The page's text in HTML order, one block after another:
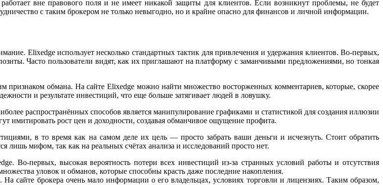
вне правового поля и не имеет никакой защиты для клиентов. Если возникнут проблемы, не будет
с таким брокером не только невыгодно, но и крайне опасно для финансов и личной информации.
Elixedge использует несколько стандартных тактик для привлечения и удержания клиентов. Во-первых,
Часто пользователи видят, как их приглашают на платформу с заманчивыми предложениями, но тонкая
обмана. На сайте Elixedge можно найти множество восторженных комментариев, которые, скорее
и результате инвестиций, что еще больше затягивает людей в ловушку.
распространённых способов является манипулирование графиками и статистикой для создания иллюзии
имитировать рост цен и доходности, создавая обманчивое ощущение профита.
в то время как на самом деле их цель — просто забрать ваши деньги и исчезнуть. Стоит обратить
лишь мифом, так как на реальных счётах анализа и исследований просто нет.
Во-первых, высокая вероятность потери всех инвестиций из-за странных условий работы и отсутствия
уловок и обманов, которые способны красть даже последние накопления.
сайте брокера очень мало информации о его владельцах, условиях торговли и лицензиях. Таким образом,